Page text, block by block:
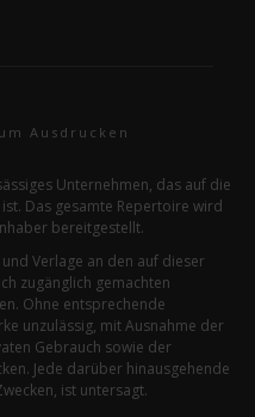
Ausdrucken
Unternehmen, das auf die
Das gesamte Repertoire wird
bereitgestellt.
Verlage an den auf dieser
zugänglich gemachten
Ohne entsprechende
unzulässig, mit Ausnahme der
Gebrauch sowie der
Jede darüber hinausgehende
ist untersagt.